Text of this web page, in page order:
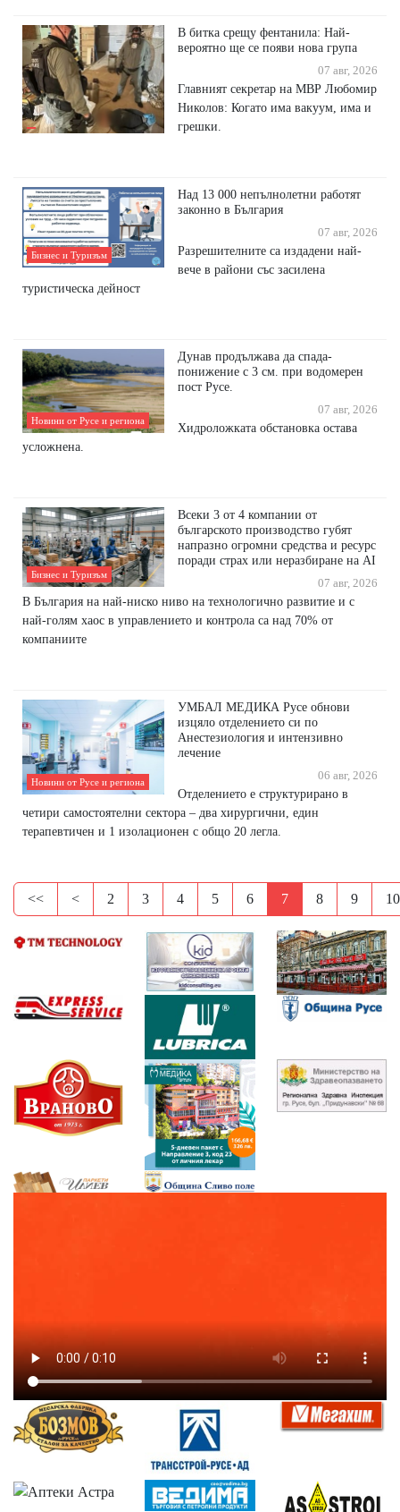
В битка срещу фентанила: Най-
вероятно ще се появи нова група
07 авг, 2026
Главният секретар на МВР Любомир
Николов: Когато има вакуум, има и
грешки.
Бизнес и Туризъм
Над 13 000 непълнолетни работят
законно в България
07 авг, 2026
Разрешителните са издадени най-
вече в райони със засилена
туристическа дейност
Новини от Русе и региона
Дунав продължава да спада-
понижение с 3 см. при водомерен
пост Русе.
07 авг, 2026
Хидроложката обстановка остава
усложнена.
Бизнес и Туризъм
Всеки 3 от 4 компании от
българското производство губят
напразно огромни средства и ресурс
поради страх или неразбиране на AI
07 авг, 2026
В България на най-ниско ниво на технологично развитие и с
най-голям хаос в управлението и контрола са над 70% от
компаниите
Новини от Русе и региона
УМБАЛ МЕДИКА Русе обнови
изцяло отделението си по
Анестезиология и интензивно
лечение
06 авг, 2026
Отделението е структурирано в
четири самостоятелни сектора – два хирургични, един
терапевтичен и 1 изолационен с общо 20 легла.
<< < 2 3 4 5 6 7 8 9 10